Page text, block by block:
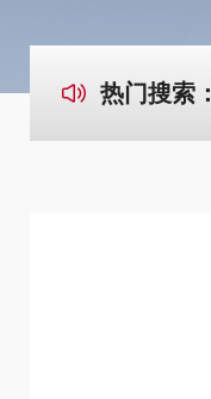
热门搜索：